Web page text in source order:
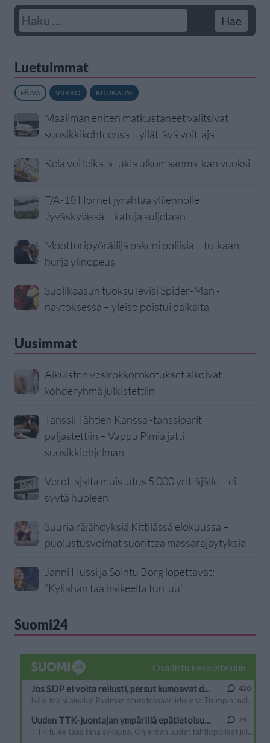
Luetuimmat
PÄIVÄ VIIKKO KUUKAUSI
Maailman eniten matkustaneet valitsivat
suosikkikohteensa – yllättävä voittaja
Kela voi leikata tukia ulkomaanmatkan vuoksi
F/A-18 Hornet jyrähtää ylilennolle
Jyväskylässä – katuja suljetaan
Moottoripyöräilijä pakeni poliisia – tutkaan
hurja ylinopeus
Suolikaasun tuoksu levisi Spider-Man -
näytöksessä – yleisö poistui paikalta
Uusimmat
Aikuisten vesirokkorokotukset alkoivat –
kohderyhmä julkistettiin
Tanssii Tähtien Kanssa -tanssiparit
paljastettiin – Vappu Pimiä jätti
suosikkiohjelman
Verottajalta muistutus 5 000 yrittäjälle – ei
syytä huoleen
Suuria räjähdyksiä Kittilässä elokuussa –
puolustusvoimat suorittaa massaräjäytyksiä
Janni Hussi ja Sointu Borg lopettavat:
”Kyllähän tää haikeelta tuntuu”
Suomi24